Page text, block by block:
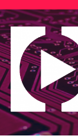
Saltar
al
contenido